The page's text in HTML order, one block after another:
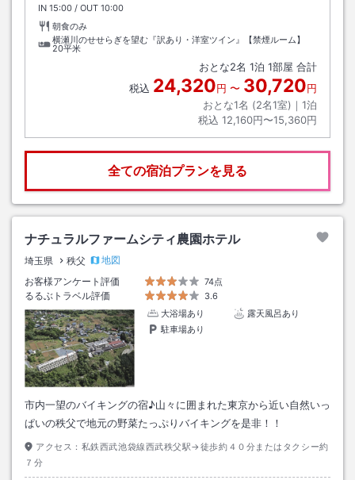
IN チェックイン
15:00 / OUT チェックアウト
10:00
朝食のみ
横瀬川のせせらぎを望む『訳あり・洋室ツイン』【禁煙ルーム】
20平米
おとな2名 1泊 1部屋 合計
税込 24,320円 〜 30,720円
おとな1名 (2名1室)｜ 1泊
税込 12,160円〜15,360円
全ての宿泊プランを見る
ナチュラルファームシティ農園ホテル
埼玉県 秩父
地図
お客様アンケート評価
74点
るるぶトラベル評価
3.6
大浴場あり
露天風呂あり
駐車場あり
市内一望のバイキングの宿♪山々に囲まれた東京から近い自然いっ
ぱいの秩父で地元の野菜たっぷりバイキングを是非！！
アクセス： 私鉄西武池袋線西武秩父駅→徒歩約４０分またはタクシー約
７分